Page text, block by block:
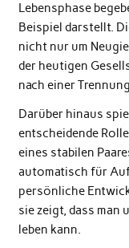
Lebensphase
Beispiel darstellt.
nicht nur um
der heutigen
nach einer
Darüber hinaus
entscheidende
eines stabilen
automatisch für
persönliche
sie zeigt, dass man
leben kann.